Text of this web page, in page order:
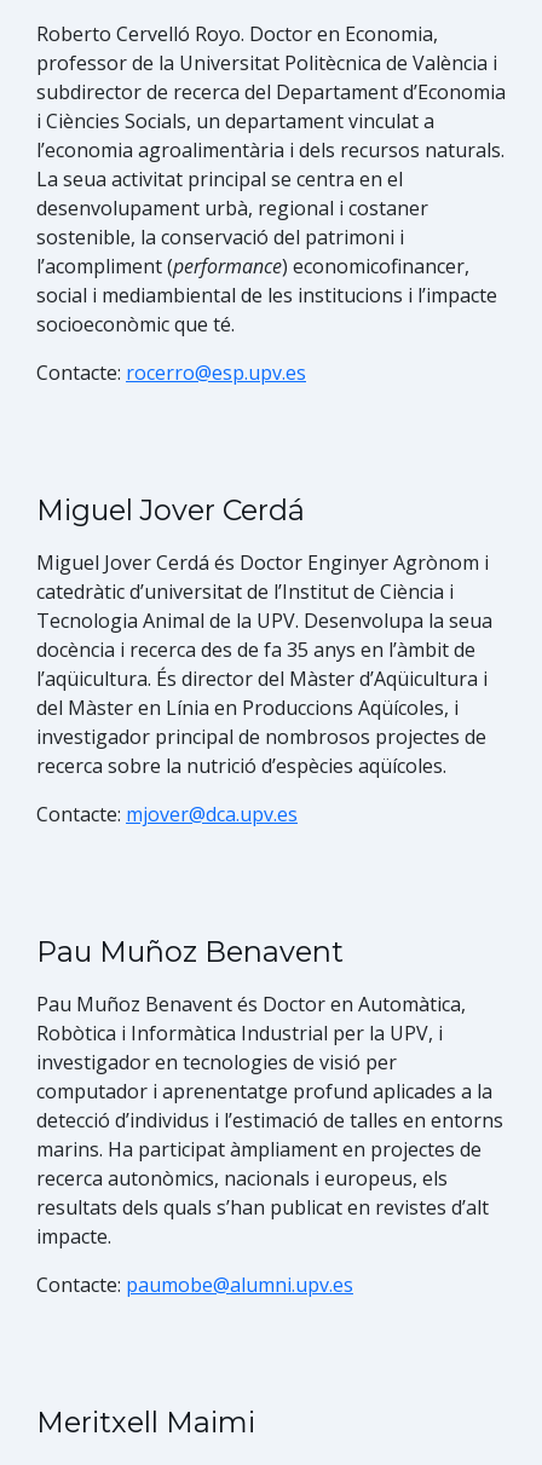
Roberto Cervelló Royo. Doctor en Economia,
professor de la Universitat Politècnica​ de València i
subdirector de recerca del Departament d’Economia
i Ciències Socials, un departament vinculat a
l’economia agroalimentària i dels recursos naturals.
La seua activitat principal se centra en el
desenvolupament urbà, regional i costaner
sostenible, la conservació del patrimoni i
l’acompliment (performance) economicofinancer,
social i mediambiental de les institucions i l’impacte
socioeconòmic que té.
Contacte: rocerro@esp.upv.es
Miguel Jover Cerdá
Miguel Jover Cerdá és Doctor Enginyer Agrònom i
catedràtic d’universitat de l’Institut de Ciència i
Tecnologia Animal de la UPV. Desenvolupa la seua
docència i recerca des de fa 35 anys en l’àmbit de
l’aqüicultura. És director del Màster d’Aqüicultura i
del Màster en Líni​a​ en Produccions Aqüícoles, i
investigador principal de nombrosos projectes de
recerca sobre la nutrició d’espècies aqüícoles.
Contacte: mjover@dca.upv.es
Pau Muñoz Benavent
Pau Muñoz Benavent és Doctor en Automàtica,
Robò​tica i Informàtica Industrial per la UPV, i
investigador en tecnologies de visió per
computador i aprenentatge profund aplicades a la
detecció d’individus i l’estimació de talles en entorns
marins. Ha participat àmpliament en projectes de
recerca autonòmics, nacionals i europeus, els
resultats dels quals s’han publicat en revistes d’alt
impacte.
Contacte: paumobe@alumni.upv.es
Meritxell Maimi